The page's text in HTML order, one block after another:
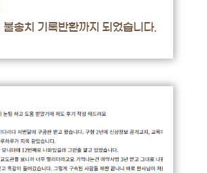
불송치 기록반환까지 되었습니다.